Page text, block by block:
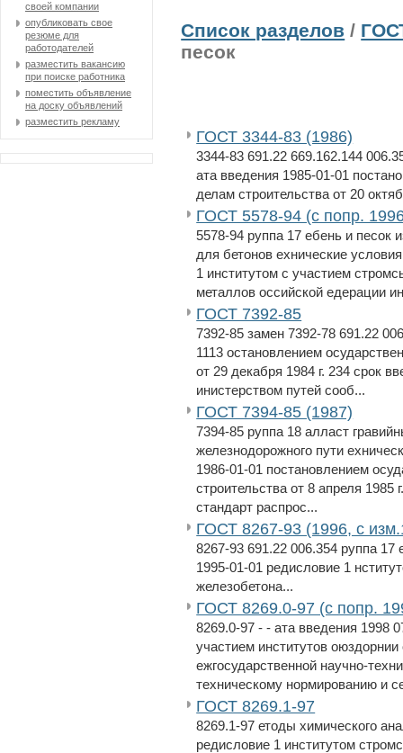
своей компании
опубликовать свое
резюме для
работодателей
разместить вакансию
при поиске работника
поместить объявление
на доску объявлений
разместить рекламу
Список разделов /
песок
ГОСТ 3344-83 (1986)
3344-83 691.22 669.162.144
ата введения 1985-01-01
делам строительства от 20
ГОСТ 5578-94 (с попр.
5578-94 руппа 17 ебень и песок
для бетонов ехнические
1 институтом с участием
металлов оссийской едерации
ГОСТ 7392-85
7392-85 замен 7392-78 691.22
1113 остановлением
от 29 декабря 1984 г. 234 срок
инистерством путей сооб...
ГОСТ 7394-85 (1987)
7394-85 руппа 18 алласт
железнодорожного пути
1986-01-01 постановлением
строительства от 8 апреля 1985
стандарт распрос...
ГОСТ 8267-93 (1996, с
8267-93 691.22 006.354 руппа 17
1995-01-01 редисловие 1
железобетона...
ГОСТ 8269.0-97 (с попр.
8269.0-97 - - ата введения 1998
участием институтов
ежгосударственной научно-
техническому нормированию и
ГОСТ 8269.1-97
8269.1-97 етоды химического
редисловие 1 институтом